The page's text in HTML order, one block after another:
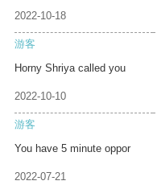
2022-10-18
游客
Horny Shriya called you
2022-10-10
游客
You have 5 minute oppor
2022-07-21